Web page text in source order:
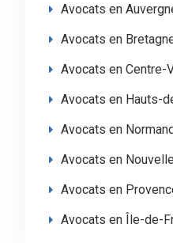
Avocats en
Avocats en
Avocats en Centre-
Avocats en Hauts-
Avocats en
Avocats en
Avocats en
Avocats en Île-de-